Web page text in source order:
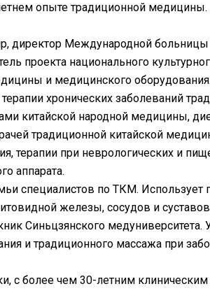
опыте традиционной медицины.
директор Международной
проекта национального
и медицинского оборудования.
хронических заболеваний
китайской народной медицины,
традиционной китайской
терапии при неврологических и
аппарата.
специалистов по ТКМ. Использует
железы, сосудов и
Синьцзянского
и традиционного массажа при
с более чем 30-летним